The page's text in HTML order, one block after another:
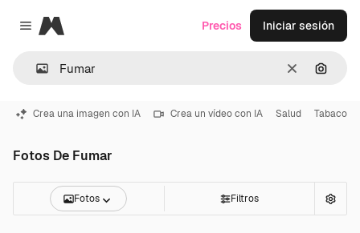
Close menu
Magnific
Borrar
Precios Iniciar sesión
Crea una imagen con IA Crea un vídeo con IA Salud Tabaco
Fotos De Fumar
Fotos Filtros